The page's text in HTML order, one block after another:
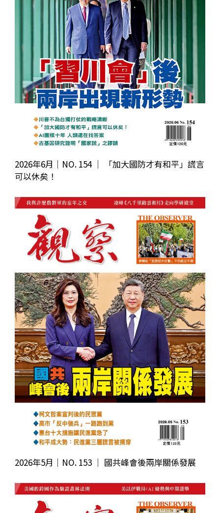
2026年6月｜NO. 154 │ 「加大國防才有和平」謊言
可以休矣！
2026年5月｜NO. 153 │ 國共峰會後兩岸關係發展